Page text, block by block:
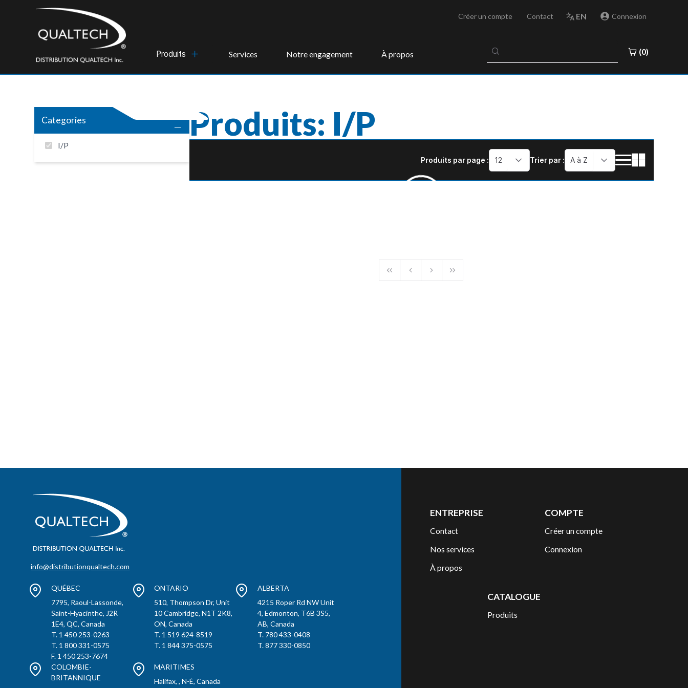
Créer un compte Contact EN Connexion
Produits Services Notre engagement À propos
results
(0)
Categories
I/P
Produits: I/P
Produits par page : 12 Trier par : A à Z
info@distributionqualtech.com
QUÉBEC
7795, Raoul-Lassonde,
Saint-Hyacinthe, J2R
1E4, QC, Canada
T. 1 450 253-0263
T. 1 800 331-0575
F. 1 450 253-7674
ONTARIO
510, Thompson Dr, Unit
10 Cambridge, N1T 2K8,
ON, Canada
T. 1 519 624-8519
T. 1 844 375-0575
ALBERTA
4215 Roper Rd NW Unit
4, Edmonton, T6B 3S5,
AB, Canada
T. 780 433-0408
T. 877 330-0850
COLOMBIE-
BRITANNIQUE
MARITIMES
Halifax, , N-É, Canada
ENTREPRISE
Contact
Nos services
À propos
COMPTE
Créer un compte
Connexion
CATALOGUE
Produits